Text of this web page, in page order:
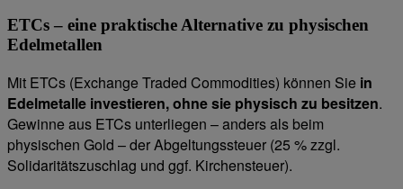
ETCs – eine praktische Alternative zu physischen
Edelmetallen
Mit ETCs (Exchange Traded Commodities) können Sie in
Edelmetalle investieren, ohne sie physisch zu besitzen.
Gewinne aus ETCs unterliegen – anders als beim
physischen Gold – der Abgeltungssteuer (25 % zzgl.
Solidaritätszuschlag und ggf. Kirchensteuer).